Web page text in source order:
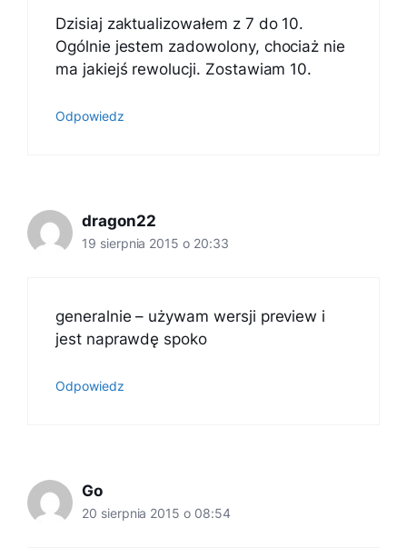
Dzisiaj zaktualizowałem z 7 do 10.
Ogólnie jestem zadowolony, chociaż nie
ma jakiejś rewolucji. Zostawiam 10.
Odpowiedz
dragon22
19 sierpnia 2015 o 20:33
generalnie – używam wersji preview i
jest naprawdę spoko
Odpowiedz
Go
20 sierpnia 2015 o 08:54